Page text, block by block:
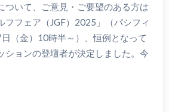
ついて、ご意見・ご要望のある方は
フフェア（JGF）2025」（パシフィ
（金）10時半～）、恒例となって
ションの登壇者が決定しました。今